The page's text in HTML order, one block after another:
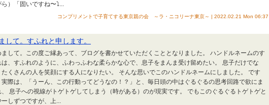
ら）「固いですね〜⤵...
コンプリメントで子育てする東京親の会 ～ラ・ニコリーナ東京～ | 2022.02.21 Mon 06:37
して。すふれと申します。
まして。この度ご縁あって、ブログを書かせていただくこととなりました。 ハンドルネームのす
は、すふれのように、ふわっふわな柔らかな心で、息子をまんま受け留めたい。 息子だけでな
たくさんの人を笑顔にする人になりたい。 そんな思いでこのハンドルネームにしました。 です
実際は、「うーん、この行動ってどうなの！？」と、毎日頭の中はぐるぐるの思考回路で欲にま
、 息子への視線がトゲトゲしてしまう（時がある）のが現実です。 でもこのぐるぐるトゲトゲと
ーしずつですが、上...